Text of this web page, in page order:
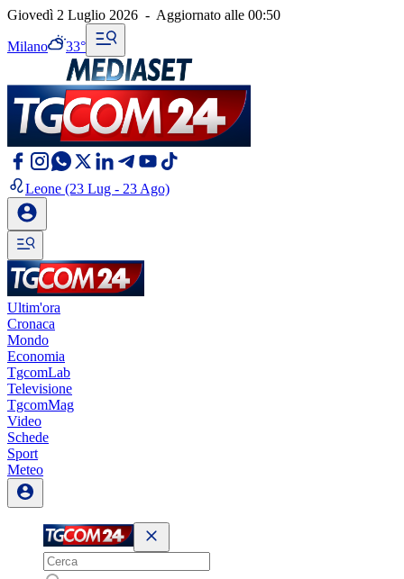
Giovedì 2 Luglio 2026 - Aggiornato alle 00:50
Milano 33°
Leone (23 Lug - 23 Ago)
Ultim'ora
Cronaca
Mondo
Economia
TgcomLab
Televisione
TgcomMag
Video
Schede
Sport
Meteo